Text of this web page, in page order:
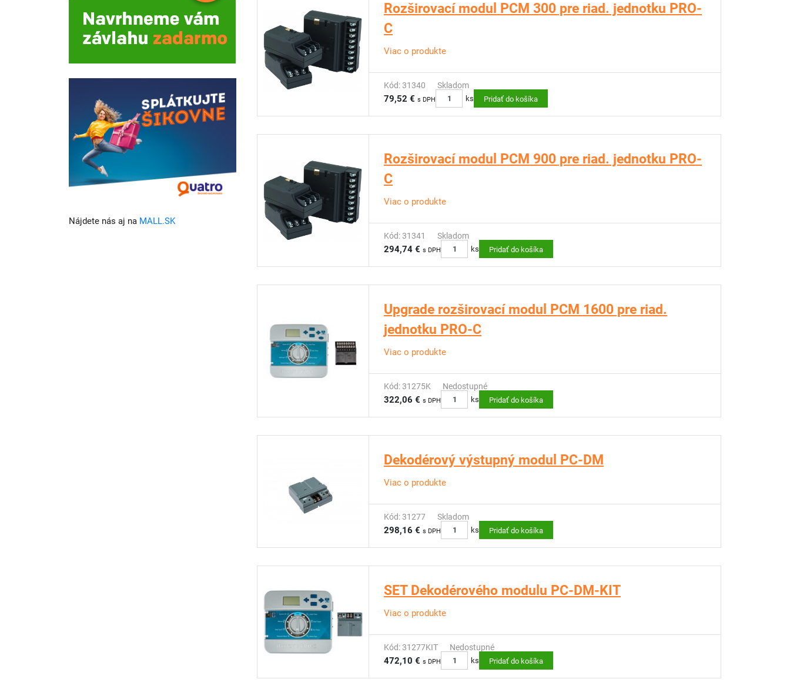
Nájdete nás aj na MALL.SK
Rozširovací modul PCM 300 pre riad. jednotku PRO-
C
Viac o produkte
Kód: 31340 Skladom
79,52 € s DPH ks Pridať do košíka
Rozširovací modul PCM 900 pre riad. jednotku PRO-
C
Viac o produkte
Kód: 31341 Skladom
294,74 € s DPH ks Pridať do košíka
Upgrade rozširovací modul PCM 1600 pre riad.
jednotku PRO-C
Viac o produkte
Kód: 31275K Nedostupné
322,06 € s DPH ks Pridať do košíka
Dekodérový výstupný modul PC-DM
Viac o produkte
Kód: 31277 Skladom
298,16 € s DPH ks Pridať do košíka
SET Dekodérového modulu PC-DM-KIT
Viac o produkte
Kód: 31277KIT Nedostupné
472,10 € s DPH ks Pridať do košíka